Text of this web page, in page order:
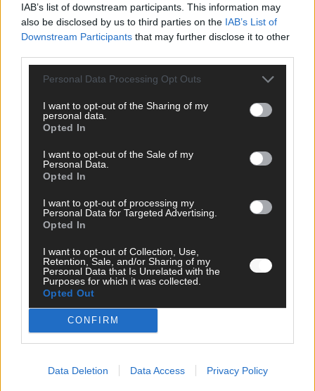
IAB’s list of downstream participants. This information may
also be disclosed by us to third parties on the IAB’s List of
Downstream Participants that may further disclose it to other
Personal Data Processing Opt Outs
I want to opt-out of the Sharing of my
personal data.
Opted In
I want to opt-out of the Sale of my
Personal Data.
Opted In
I want to opt-out of processing my
Personal Data for Targeted Advertising.
Opted In
I want to opt-out of Collection, Use,
Retention, Sale, and/or Sharing of my
Personal Data that Is Unrelated with the
Purposes for which it was collected.
Opted Out
CONFIRM
Data Deletion Data Access Privacy Policy
Bulgarien gewinnt den Eurovision Song Contest 2026 – das
große Abschlussbild aus Wien
Mai 2026
Finale in Wien – alle Show-Highlights
Mai 2026
EUROVISION
Dänemark eröffnet, Österreich beschließt: Die
Startreihenfolge des ESC-Finales 2026 im Überblick
Mai 2026
KOMMENTAR
Alle 25 ESC-Finalisten auf dem Prüfstand: Stärken,
Schwächen und unsere Tipps
EUROVISION
Comeback: Die turbulente Geschichte der ESC-Wertung